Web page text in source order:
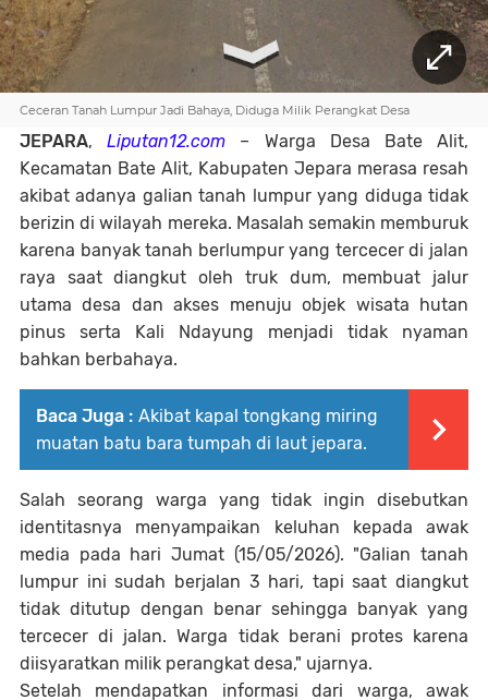
Ceceran Tanah Lumpur Jadi Bahaya, Diduga Milik Perangkat Desa
JEPARA,Liputan12.com – Warga Desa Bate Alit,
Kecamatan Bate Alit, Kabupaten Jepara merasa resah
akibat adanya galian tanah lumpur yang diduga tidak
berizin di wilayah mereka. Masalah semakin memburuk
karena banyak tanah berlumpur yang tercecer di jalan
raya saat diangkut oleh truk dum, membuat jalur
utama desa dan akses menuju objek wisata hutan
pinus serta Kali Ndayung menjadi tidak nyaman
bahkan berbahaya.
Baca Juga : Akibat kapal tongkang miring
muatan batu bara tumpah di laut jepara.
Salah seorang warga yang tidak ingin disebutkan
identitasnya menyampaikan keluhan kepada awak
media pada hari Jumat (15/05/2026). "Galian tanah
lumpur ini sudah berjalan 3 hari, tapi saat diangkut
tidak ditutup dengan benar sehingga banyak yang
tercecer di jalan. Warga tidak berani protes karena
diisyaratkan milik perangkat desa," ujarnya.
Setelah mendapatkan informasi dari warga, awak